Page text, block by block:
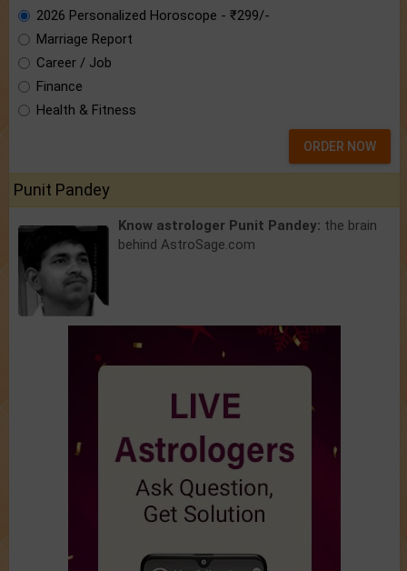
2026 Personalized Horoscope - ₹299/-
Marriage Report
Career / Job
Finance
Health & Fitness
ORDER NOW
Punit Pandey
Know astrologer Punit Pandey: the brain
behind AstroSage.com